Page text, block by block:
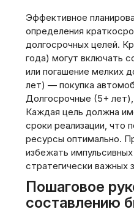
Эффективное
определения
долгосрочных целей.
года) могут включать
или погашение мелких
лет) — покупка
Долгосрочные (5+
Каждая цель должна
сроки реализации‚ что
ресурсы оптимально.
избежать
стратегически важных
Пошаговое
составлению